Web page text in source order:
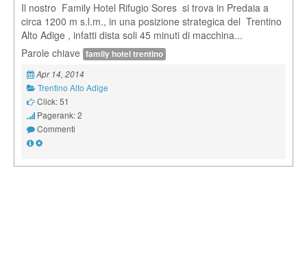
Il nostro Family Hotel Rifugio Sores si trova in Predaia a
circa 1200 m s.l.m., in una posizione strategica del Trentino
Alto Adige , infatti dista soli 45 minuti di macchina...
Parole chiave family hotel trentino
Apr 14, 2014
Trentino Alto Adige
Click: 51
Pagerank: 2
Commenti